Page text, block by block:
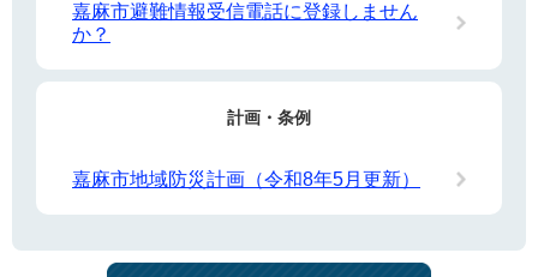
嘉麻市避難情報受信電話に登録しません
か？
計画・条例
嘉麻市地域防災計画（令和8年5月更新）